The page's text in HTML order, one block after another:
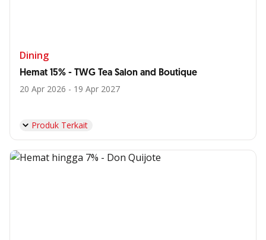
Dining
Hemat 15% - TWG Tea Salon and Boutique
20 Apr 2026 - 19 Apr 2027
Produk Terkait